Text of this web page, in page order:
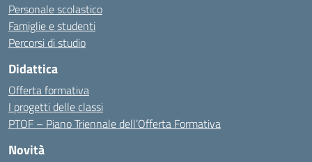
Personale scolastico
Famiglie e studenti
Percorsi di studio
Didattica
Offerta formativa
I progetti delle classi
PTOF – Piano Triennale dell’Offerta Formativa
Novità